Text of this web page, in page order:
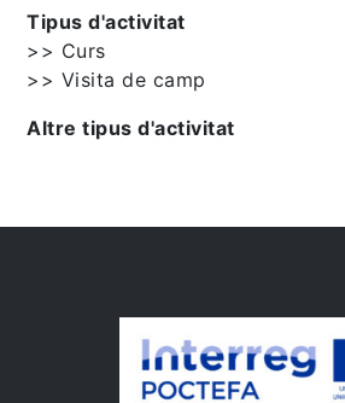
Tipus d'activitat
>> Curs
>> Visita de camp
Altre tipus d'activitat